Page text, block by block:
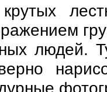
людей.